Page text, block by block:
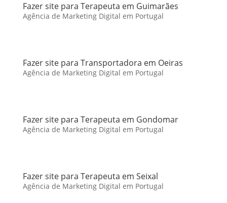
Fazer site para Terapeuta em Guimarães
Agência de Marketing Digital em Portugal
Fazer site para Transportadora em Oeiras
Agência de Marketing Digital em Portugal
Fazer site para Terapeuta em Gondomar
Agência de Marketing Digital em Portugal
Fazer site para Terapeuta em Seixal
Agência de Marketing Digital em Portugal